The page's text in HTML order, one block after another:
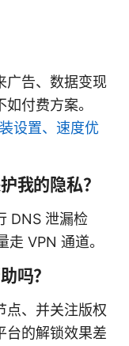
广告、数据变现
付费方案。
设置、速度优
我的隐私？
DNS 泄漏检
VPN 通道。
吗？
点、并关注版权
台的解锁效果差